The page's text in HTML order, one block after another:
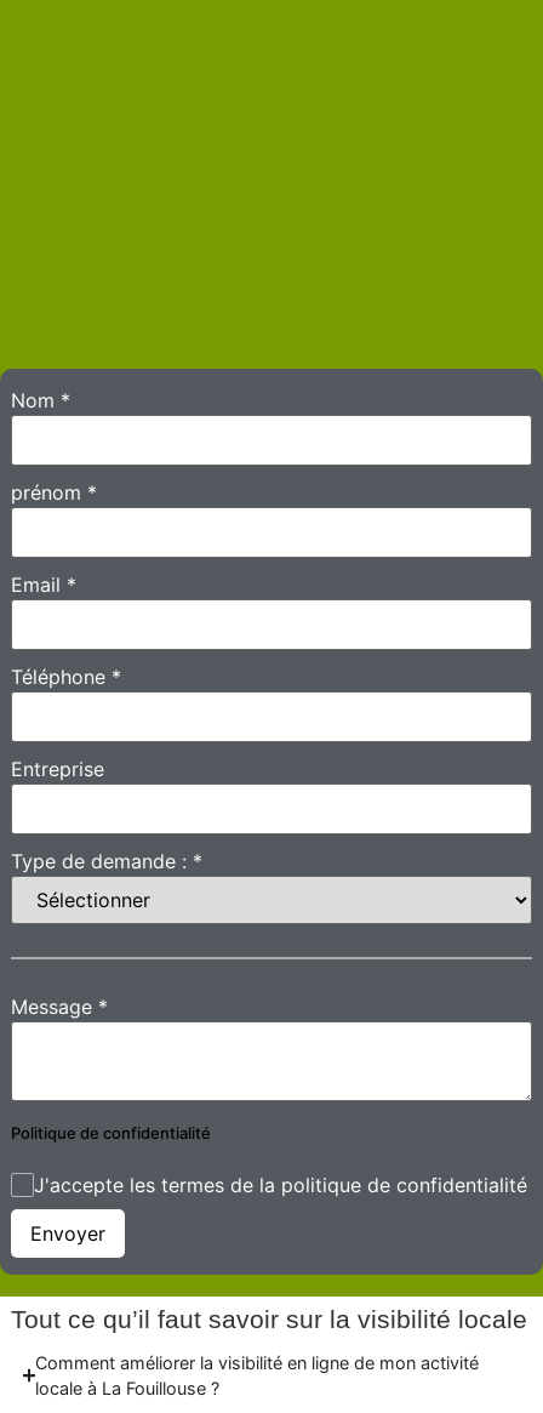
Nom *
prénom *
Email *
Téléphone *
Entreprise
Type de demande : *
Message *
Politique de confidentialité
J'accepte les termes de la politique de confidentialité
Envoyer
Tout ce qu’il faut savoir sur la visibilité locale
Comment améliorer la visibilité en ligne de mon activité
locale à La Fouillouse ?